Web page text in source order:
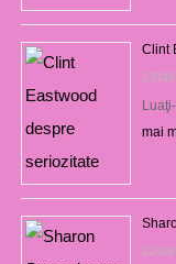
Clint
23/
mai
22/